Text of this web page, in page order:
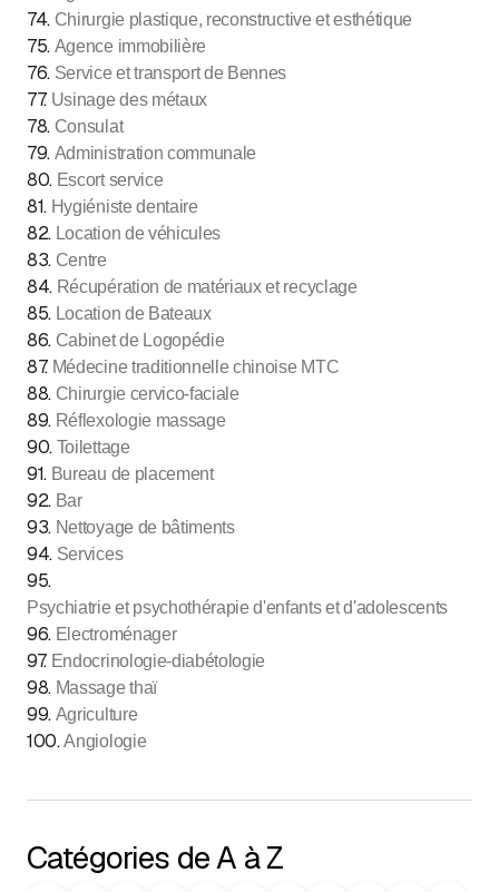
74. Chirurgie plastique, reconstructive et esthétique
75. Agence immobilière
76. Service et transport de Bennes
77. Usinage des métaux
78. Consulat
79. Administration communale
80. Escort service
81. Hygiéniste dentaire
82. Location de véhicules
83. Centre
84. Récupération de matériaux et recyclage
85. Location de Bateaux
86. Cabinet de Logopédie
87. Médecine traditionnelle chinoise MTC
88. Chirurgie cervico-faciale
89. Réflexologie massage
90. Toilettage
91. Bureau de placement
92. Bar
93. Nettoyage de bâtiments
94. Services
95.
Psychiatrie et psychothérapie d'enfants et d'adolescents
96. Electroménager
97. Endocrinologie-diabétologie
98. Massage thaï
99. Agriculture
100.Angiologie
Catégories de A à Z